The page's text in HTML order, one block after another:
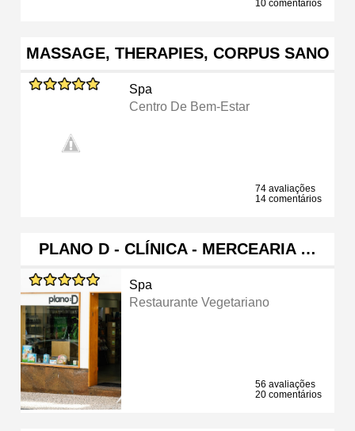
10 comentários
MASSAGE, THERAPIES, CORPUS SANO
Spa
Centro De Bem-Estar
74 avaliações
14 comentários
PLANO D - CLÍNICA - MERCEARIA …
Spa
Restaurante Vegetariano
56 avaliações
20 comentários